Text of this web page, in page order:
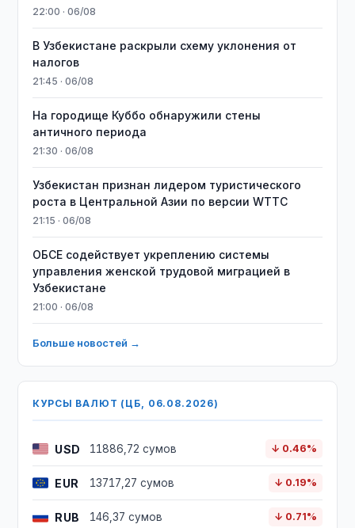
22:00 · 06/08
В Узбекистане раскрыли схему уклонения от
налогов
21:45 · 06/08
На городище Куббо обнаружили стены
античного периода
21:30 · 06/08
Узбекистан признан лидером туристического
роста в Центральной Азии по версии WTTC
21:15 · 06/08
ОБСЕ содействует укреплению системы
управления женской трудовой миграцией в
Узбекистане
21:00 · 06/08
Больше новостей →
КУРСЫ ВАЛЮТ (ЦБ, 06.08.2026)
USD 11886,72 сумов ↓ 0.46%
EUR 13717,27 сумов ↓ 0.19%
RUB 146,37 сумов ↓ 0.71%